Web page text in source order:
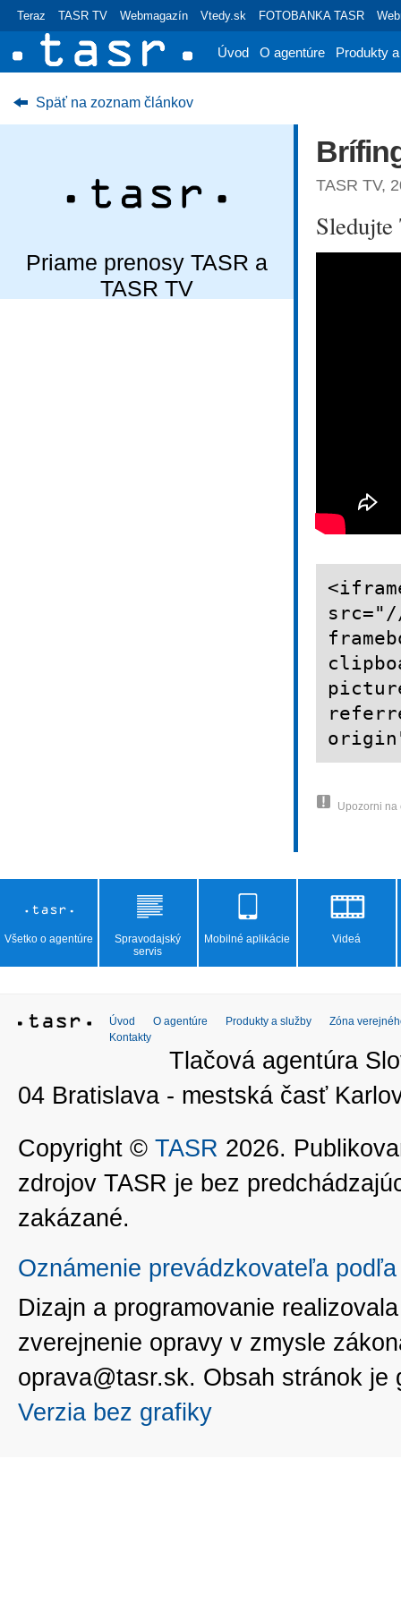
Teraz TASR TV Webmagazín Vtedy.sk FOTOBANKA TASR
Úvod O agentúre Produkty
Späť na zoznam článkov
Priame prenosy TASR a
TASR TV
TASR TV,
src="//
Upozorni na
Všetko o agentúre
Spravodajský
servis
Mobilné aplikácie Videá
Úvod O agentúre Produkty a služby
Zóna
Kontakty
Tlačová agentúra
04 Bratislava - mestská časť
Copyright © TASR 2026.
zdrojov TASR je bez
zakázané.
Oznámenie prevádzkovateľa
Dizajn a programovanie
zverejnenie opravy v zmysle
oprava@tasr.sk. Obsah stránok
Verzia bez grafiky